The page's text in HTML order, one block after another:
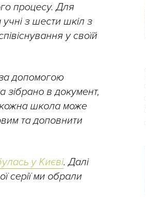
процесу. Для
з шести шкіл з
у своїй
допомогою
зібрано в документ,
кожна школа може
та доповнити
у Києві. Далі
серії ми обрали